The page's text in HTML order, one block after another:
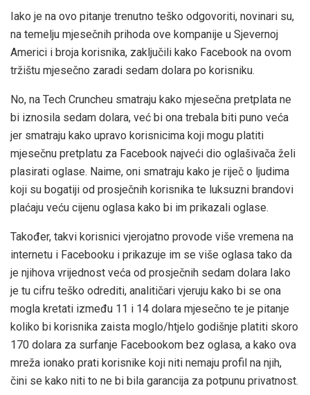
Iako je na ovo pitanje trenutno teško odgovoriti, novinari su,
na temelju mjesečnih prihoda ove kompanije u Sjevernoj
Americi i broja korisnika, zaključili kako Facebook na ovom
tržištu mjesečno zaradi sedam dolara po korisniku.
No, na Tech Cruncheu smatraju kako mjesečna pretplata ne
bi iznosila sedam dolara, već bi ona trebala biti puno veća
jer smatraju kako upravo korisnicima koji mogu platiti
mjesečnu pretplatu za Facebook najveći dio oglašivača želi
plasirati oglase. Naime, oni smatraju kako je riječ o ljudima
koji su bogatiji od prosječnih korisnika te luksuzni brandovi
plaćaju veću cijenu oglasa kako bi im prikazali oglase.
Također, takvi korisnici vjerojatno provode više vremena na
internetu i Facebooku i prikazuje im se više oglasa tako da
je njihova vrijednost veća od prosječnih sedam dolara Iako
je tu cifru teško odrediti, analitičari vjeruju kako bi se ona
mogla kretati između 11 i 14 dolara mjesečno te je pitanje
koliko bi korisnika zaista moglo/htjelo godišnje platiti skoro
170 dolara za surfanje Facebookom bez oglasa, a kako ova
mreža ionako prati korisnike koji niti nemaju profil na njih,
čini se kako niti to ne bi bila garancija za potpunu privatnost.